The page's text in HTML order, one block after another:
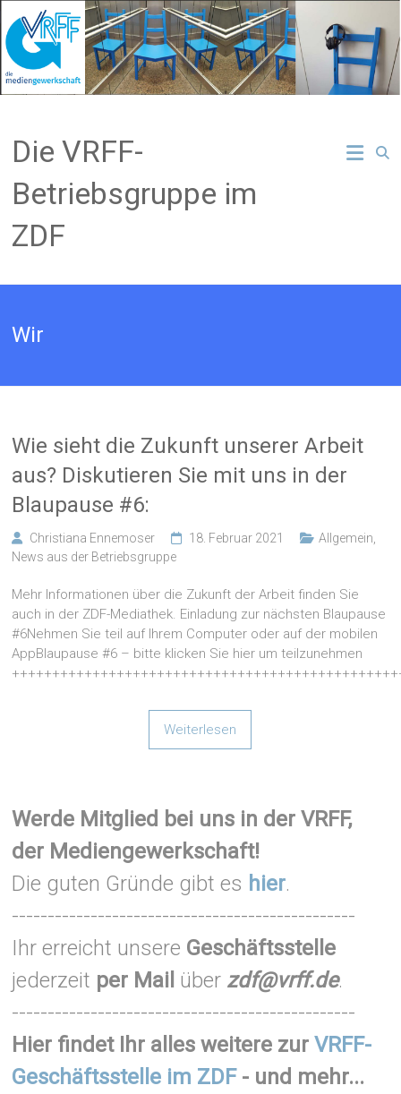
Inhalt
springen
Die VRFF-
Betriebsgruppe im
ZDF
Wir
Wie sieht die Zukunft unserer Arbeit
aus? Diskutieren Sie mit uns in der
Blaupause #6:
Christiana Ennemoser 18. Februar 2021 Allgemein
News aus der Betriebsgruppe
Mehr Informationen über die Zukunft der Arbeit finden Sie
auch in der ZDF-Mediathek. Einladung zur nächsten Blaupause
#6Nehmen Sie teil auf Ihrem Computer oder auf der mobilen
AppBlaupause #6 – bitte klicken Sie hier um teilzunehmen
Weiterlesen
Werde Mitglied bei uns in der VRFF,
der Mediengewerkschaft!
Die guten Gründe gibt es hier.
------------------------------------------------
Ihr erreicht unsere Geschäftsstelle
jederzeit per Mail über zdf@vrff.de.
------------------------------------------------
Hier findet Ihr alles weitere zurVRFF-
Geschäftsstelle im ZDF- und mehr...